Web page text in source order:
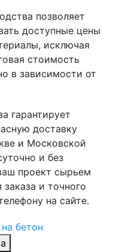
позволяет
доступные цены
исключая
стоимость
в зависимости от
гарантирует
доставку
и Московской
и без
проект сырьем
и точного
на сайте.
бетон